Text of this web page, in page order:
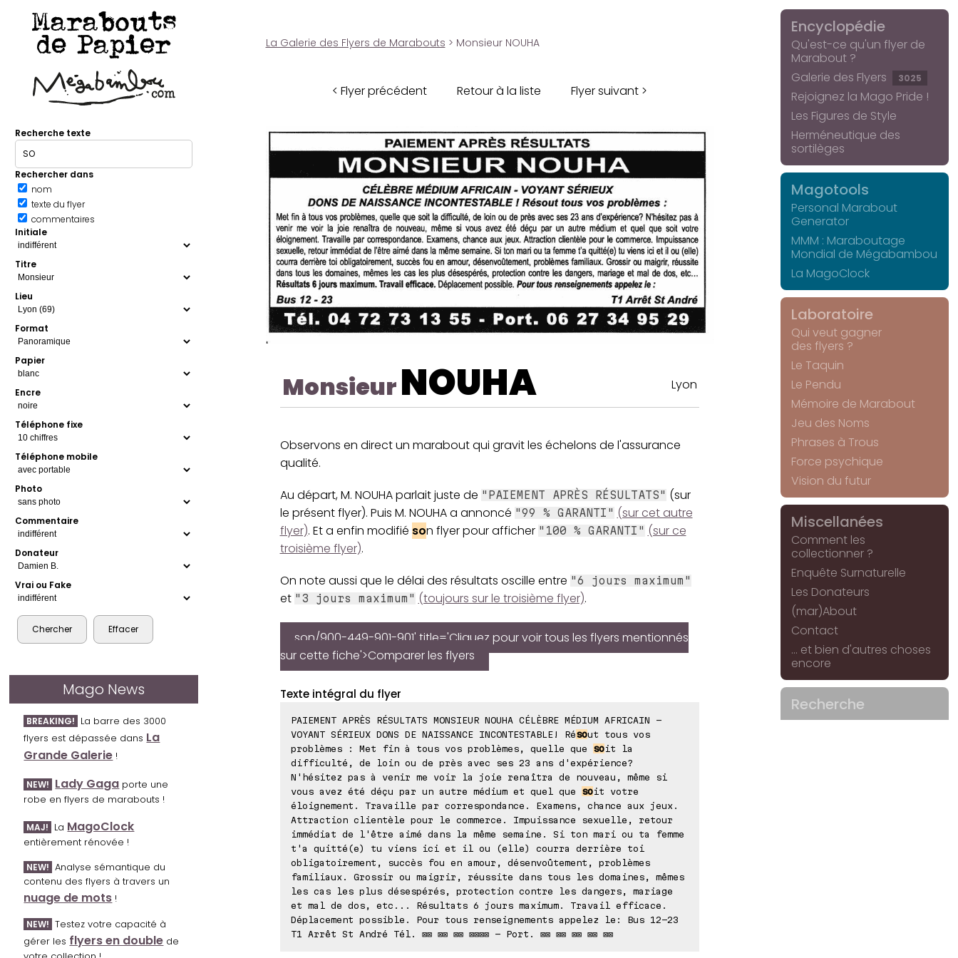
Marabouts
de Papier
Recherche texte
Rechercher dans
nom
texte du flyer
commentaires
Initiale
Titre
Lieu
Format
Papier
Encre
Téléphone fixe
Téléphone mobile
Photo
Commentaire
Donateur
Vrai ou Fake
Mago News
BREAKING! La barre des 3000
flyers est dépassée dans La
Grande Galerie !
NEW! Lady Gaga porte une
robe en flyers de marabouts !
MAJ! La MagoClock
entièrement rénovée !
NEW! Analyse sémantique du
contenu des flyers à travers un
nuage de mots !
NEW! Testez votre capacité à
gérer les flyers en double de
La Galerie des Flyers de Marabouts > Monsieur NOUHA
< Flyer précédent Retour à la liste Flyer suivant >
MonsieurNOUHA Lyon
Observons en direct un marabout qui gravit les échelons de l'assurance
qualité.
Au départ, M. NOUHA parlait juste de "PAIEMENT APRÈS RÉSULTATS" (sur
le présent flyer). Puis M. NOUHA a annoncé "99 % GARANTI" (sur cet autre
flyer). Et a enfin modifié son flyer pour afficher "100 % GARANTI" (sur ce
troisième flyer).
On note aussi que le délai des résultats oscille entre "6 jours maximum"
et "3 jours maximum" (toujours sur le troisième flyer).
son/900-449-901-901' title='Cliquez pour voir tous les flyers mentionnés
sur cette fiche'>Comparer les flyers
Texte intégral du flyer
PAIEMENT APRÈS RÉSULTATS MONSIEUR NOUHA CÉLÈBRE MÉDIUM AFRICAIN -
VOYANT SÉRIEUX DONS DE NAISSANCE INCONTESTABLE! Résout tous vos
problèmes : Met fin à tous vos problèmes, quelle que
soit la
difficulté, de loin ou de près avec ses 23 ans d'expérience?
N'hésitez pas à venir me voir la joie renaîtra de nouveau, même si
vous avez été déçu par un autre médium et quel que
soit votre
éloignement. Travaille par correspondance. Examens, chance aux jeux.
Attraction clientèle pour le commerce. Impuissance sexuelle, retour
immédiat de l'être aimé dans la même semaine. Si ton mari ou ta femme
t'a quitté(e) tu viens ici et il ou (elle) courra derrière toi
obligatoirement, succès fou en amour, désenvoûtement, problèmes
familiaux. Grossir ou maigrir, réussite dans tous les domaines, mêmes
les cas les plus désespérés, protection contre les dangers, mariage
et mal de dos, etc... Résultats 6 jours maximum. Travail efficace.
Déplacement possible. Pour tous renseignements appelez le: Bus 12-23
T1 Arrêt St André Tél. ⊠⊠ ⊠⊠ ⊠⊠ ⊠⊠⊠⊠ - Port. ⊠⊠ ⊠⊠ ⊠⊠ ⊠⊠ ⊠⊠
Encyclopédie
Qu'est-ce qu'un flyer de
Marabout ?
Galerie des Flyers
3025
Rejoignez la Mago Pride !
Les Figures de Style
Herméneutique des
sortilèges
Magotools
Personal Marabout
Generator
MMM : Maraboutage
Mondial de Mégabambou
La MagoClock
Laboratoire
Qui veut gagner
des flyers ?
Le Taquin
Le Pendu
Mémoire de Marabout
Jeu des Noms
Phrases à Trous
Force psychique
Vision du futur
Miscellanées
Comment les
collectionner ?
Enquête Surnaturelle
Les Donateurs
(mar)About
Contact
... et bien d'autres choses
encore
Recherche